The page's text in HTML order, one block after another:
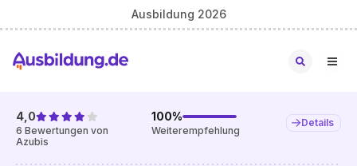
Ausbildung 2026
4,0
6 Bewertungen von
Azubis
100%
Weiterempfehlung
Details